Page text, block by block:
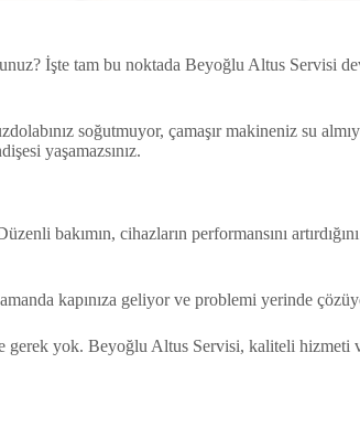
İşte tam bu noktada Beyoğlu Altus
soğutmuyor, çamaşır makineniz su
yaşamazsınız.
bakımın, cihazların performansını
kapınıza geliyor ve problemi yerinde
gerek yok. Beyoğlu Altus Servisi, kaliteli hizmeti